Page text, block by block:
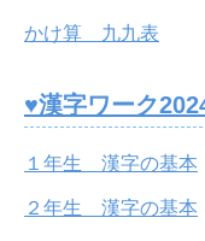
かけ算 九九表
♥漢字ワーク
１年生 漢字の基本
２年生 漢字の基本